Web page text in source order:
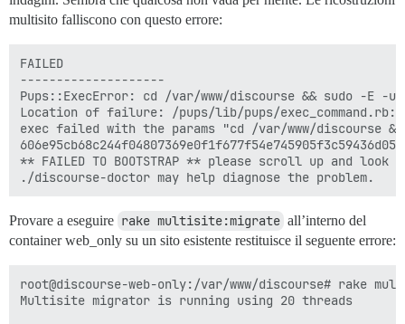
multisito falliscono con questo errore:
FAILED
--------------------
Pups::ExecError: cd /var/www/discourse && sudo -
Location of failure: /pups/lib/pups/
exec failed with the params "cd /var/www/discourse
** FAILED TO BOOTSTRAP ** please scroll up and
Provare a eseguire rake multisite:migrate all’interno del
container web_only su un sito esistente restituisce il seguente errore:
root@discourse-web-only:/var/www/discourse# rake
Multisite migrator is running using 20 threads